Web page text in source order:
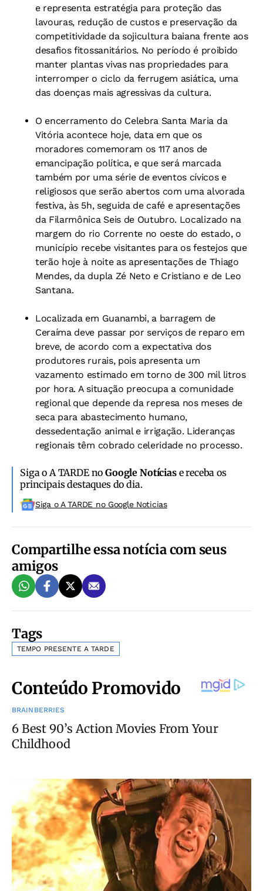
e representa estratégia para proteção das
lavouras, redução de custos e preservação da
competitividade da sojicultura baiana frente aos
desafios fitossanitários. No período é proibido
manter plantas vivas nas propriedades para
interromper o ciclo da ferrugem asiática, uma
das doenças mais agressivas da cultura.
O encerramento do Celebra Santa Maria da
Vitória acontece hoje, data em que os
moradores comemoram os 117 anos de
emancipação política, e que será marcada
também por uma série de eventos cívicos e
religiosos que serão abertos com uma alvorada
festiva, às 5h, seguida de café e apresentações
da Filarmônica Seis de Outubro. Localizado na
margem do rio Corrente no oeste do estado, o
município recebe visitantes para os festejos que
terão hoje à noite as apresentações de Thiago
Mendes, da dupla Zé Neto e Cristiano e de Leo
Santana.
Localizada em Guanambi, a barragem de
Ceraíma deve passar por serviços de reparo em
breve, de acordo com a expectativa dos
produtores rurais, pois apresenta um
vazamento estimado em torno de 300 mil litros
por hora. A situação preocupa a comunidade
regional que depende da represa nos meses de
seca para abastecimento humano,
dessedentação animal e irrigação. Lideranças
regionais têm cobrado celeridade no processo.
Siga o A TARDE noGoogle Notíciase receba os
principais destaques do dia.
Siga o A TARDE no Google Noticias
Compartilhe essa notícia com seus
amigos
Tags
TEMPO PRESENTE A TARDE